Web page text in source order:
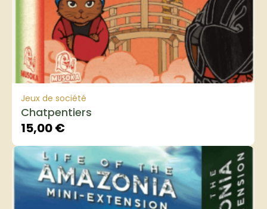
Jeux de société
Chatpentiers
15,00€